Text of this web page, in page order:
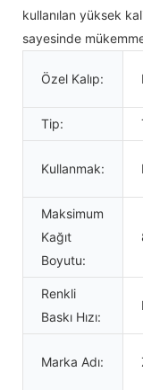
kullanılan yüksek
sayesinde
Özel Kalıp:
Tip:
Kullanmak:
Maksimum
Kağıt
Boyutu:
Renkli
Baskı Hızı:
Marka Adı: